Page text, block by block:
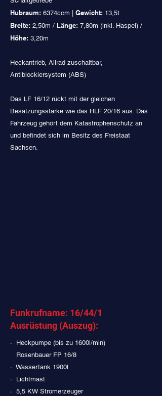
Hubraum: 6374ccm | Gewicht: 13,5t
Breite: 2,50m / Länge: 7,80m (inkl. Haspel) /
Höhe: 3,20m
Heckantrieb, Allrad zuschaltbar,
Antiblockiersystem (ABS)
Das LF 16/12 rückt mit der gleichen
Besatzungsstärke wie das HLF 20/16 aus. Das
Fahrzeug gehört dem Katastrophenschutz an
und befindet sich im Besitz des Freistaat
Sachsen.
Funkrufname: 16/44/1
Ausrüstung (Auszug):
· Heckpumpe (bis zu 1600l/min)
Rosenbauer FP 16/8
· Wassertank 1900l
· Lichtmast
· 5,5 KW Stromerzeuger